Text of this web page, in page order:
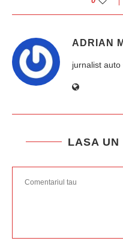
ADRIAN
jurnalist
LASA UN